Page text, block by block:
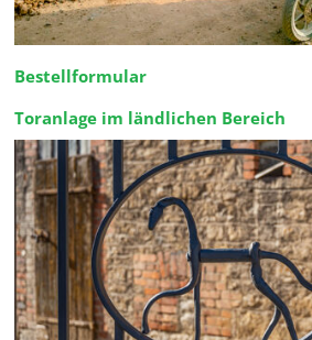
Bestellformular
Toranlage im ländlichen Bereich